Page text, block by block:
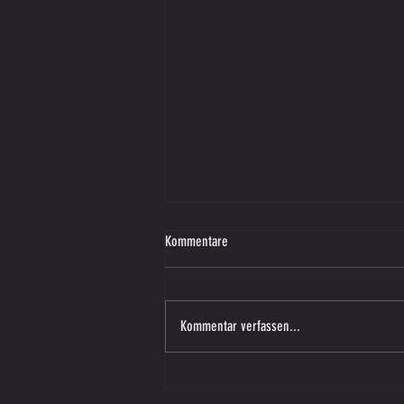
Kommentare
Kommentar verfassen...